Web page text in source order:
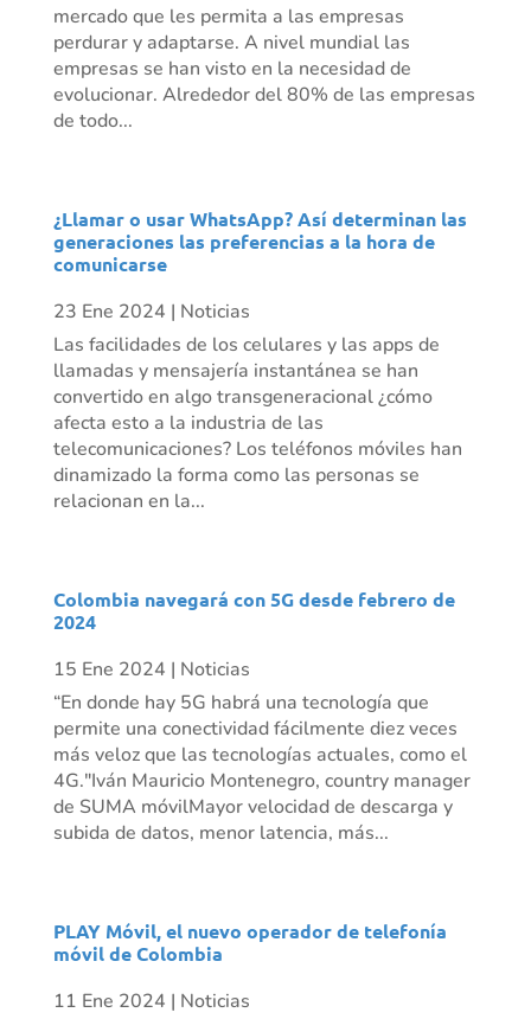
mercado que les permita a las empresas
perdurar y adaptarse. A nivel mundial las
empresas se han visto en la necesidad de
evolucionar. Alrededor del 80% de las empresas
de todo...
¿Llamar o usar WhatsApp? Así determinan las
generaciones las preferencias a la hora de
comunicarse
23 Ene 2024 | Noticias
Las facilidades de los celulares y las apps de
llamadas y mensajería instantánea se han
convertido en algo transgeneracional ¿cómo
afecta esto a la industria de las
telecomunicaciones? Los teléfonos móviles han
dinamizado la forma como las personas se
relacionan en la...
Colombia navegará con 5G desde febrero de
2024
15 Ene 2024 | Noticias
“En donde hay 5G habrá una tecnología que
permite una conectividad fácilmente diez veces
más veloz que las tecnologías actuales, como el
4G."Iván Mauricio Montenegro, country manager
de SUMA móvilMayor velocidad de descarga y
subida de datos, menor latencia, más...
PLAY Móvil, el nuevo operador de telefonía
móvil de Colombia
11 Ene 2024 | Noticias